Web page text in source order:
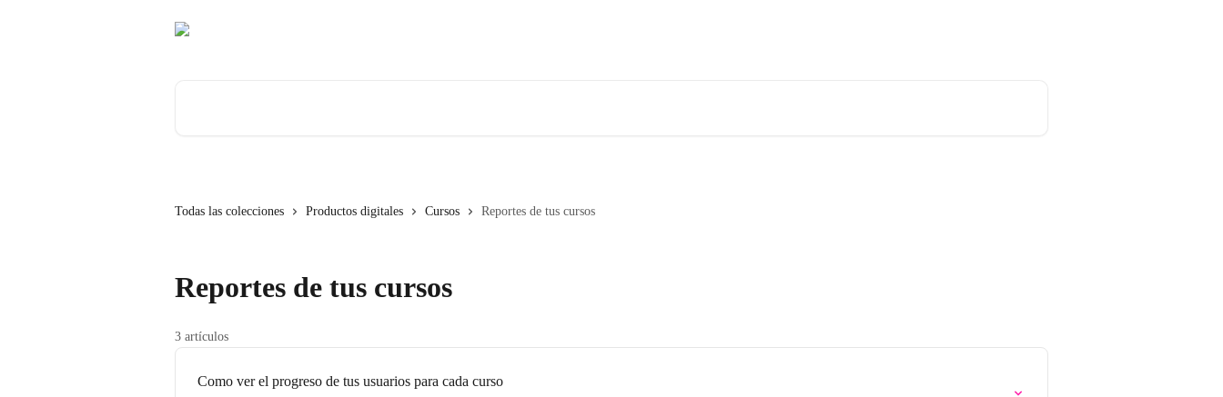
Todas las colecciones Productos digitales Cursos Reportes de tus cursos
Reportes de tus cursos
3 artículos
Como ver el progreso de tus usuarios para cada curso